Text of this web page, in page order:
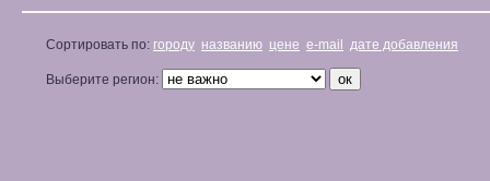
Сортировать по: городу названию цене e-mail дате добавления
Выберите регион: